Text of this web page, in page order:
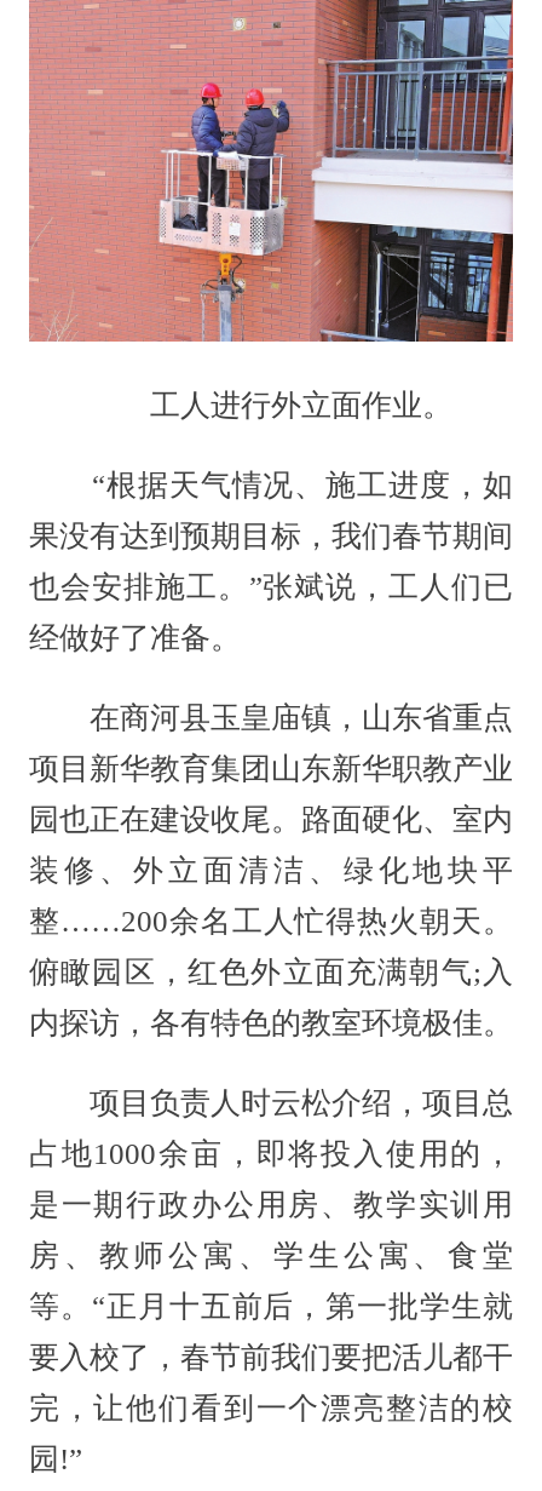
工人进行外立面作业。
“根据天气情况、施工进度，如
果没有达到预期目标，我们春节期间
也会安排施工。”张斌说，工人们已
经做好了准备。
在商河县玉皇庙镇，山东省重点
项目新华教育集团山东新华职教产业
园也正在建设收尾。路面硬化、室内
装修、外立面清洁、绿化地块平
整……200余名工人忙得热火朝天。
俯瞰园区，红色外立面充满朝气;入
内探访，各有特色的教室环境极佳。
项目负责人时云松介绍，项目总
占地1000余亩，即将投入使用的，
是一期行政办公用房、教学实训用
房、教师公寓、学生公寓、食堂
等。“正月十五前后，第一批学生就
要入校了，春节前我们要把活儿都干
完，让他们看到一个漂亮整洁的校
园!”